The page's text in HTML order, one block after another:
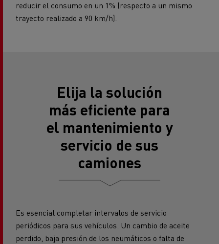
reducir el consumo en un 1% (respecto a un mismo
trayecto realizado a 90 km/h).
Elija la solución
más eficiente para
el mantenimiento y
servicio de sus
camiones
Es esencial completar intervalos de servicio
periódicos para sus vehículos. Un cambio de aceite
perdido, baja presión de los neumáticos o falta de